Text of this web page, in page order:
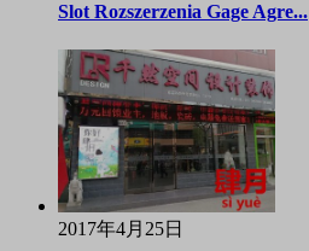
Slot Rozszerzenia Gage Agre...
2017年4月25日